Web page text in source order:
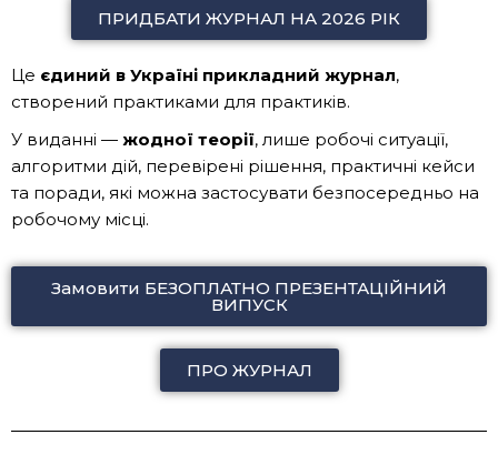
ПРИДБАТИ ЖУРНАЛ НА 2026 РІК
Це єдиний в Україні прикладний журнал,
створений практиками для практиків.
У виданні — жодної теорії, лише робочі ситуації,
алгоритми дій, перевірені рішення, практичні кейси
та поради, які можна застосувати безпосередньо на
робочому місці.
Замовити БЕЗОПЛАТНО ПРЕЗЕНТАЦІЙНИЙ
ВИПУСК
ПРО ЖУРНАЛ